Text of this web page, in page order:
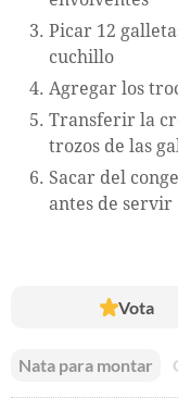
Picar 12
cuchillo
Agregar los
Transferir la
trozos de las
Sacar del
antes de servir
Vota
Nata para montar